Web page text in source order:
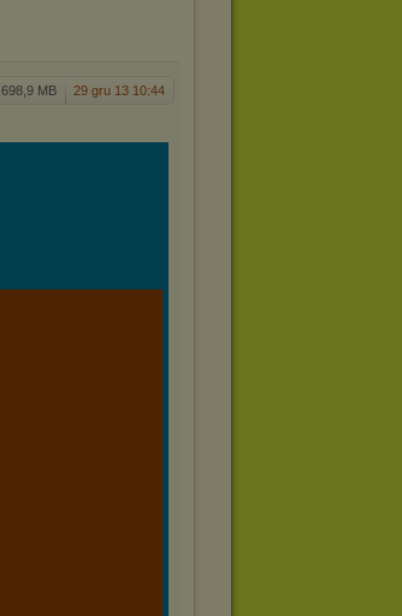
698,9 MB 29 gru 13 10:44